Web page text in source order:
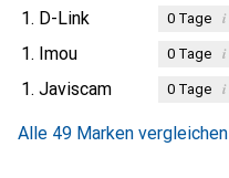
1. D-Link 0Tage i
1. Imou 0Tage i
1. Javiscam 0Tage i
Alle 49 Marken vergleichen